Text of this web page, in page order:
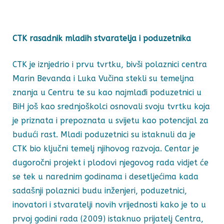
CTK rasadnik mladih stvaratelja i poduzetnika
CTK je iznjedrio i prvu tvrtku, bivši polaznici centra
Marin Bevanda i Luka Vučina stekli su temeljna
znanja u Centru te su kao najmlađi poduzetnici u
BiH još kao srednjoškolci osnovali svoju tvrtku koja
je priznata i prepoznata u svijetu kao potencijal za
budući rast. Mladi poduzetnici su istaknuli da je
CTK bio ključni temelj njihovog razvoja. Centar je
dugoročni projekt i plodovi njegovog rada vidjet će
se tek u narednim godinama i desetljećima kada
sadašnji polaznici budu inženjeri, poduzetnici,
inovatori i stvaratelji novih vrijednosti kako je to u
prvoj godini rada (2009) istaknuo prijatelj Centra,